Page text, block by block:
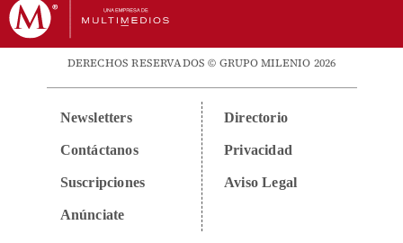
DERECHOS RESERVADOS © GRUPO MILENIO 2026
Newsletters
Contáctanos
Suscripciones
Anúnciate
Directorio
Privacidad
Aviso Legal